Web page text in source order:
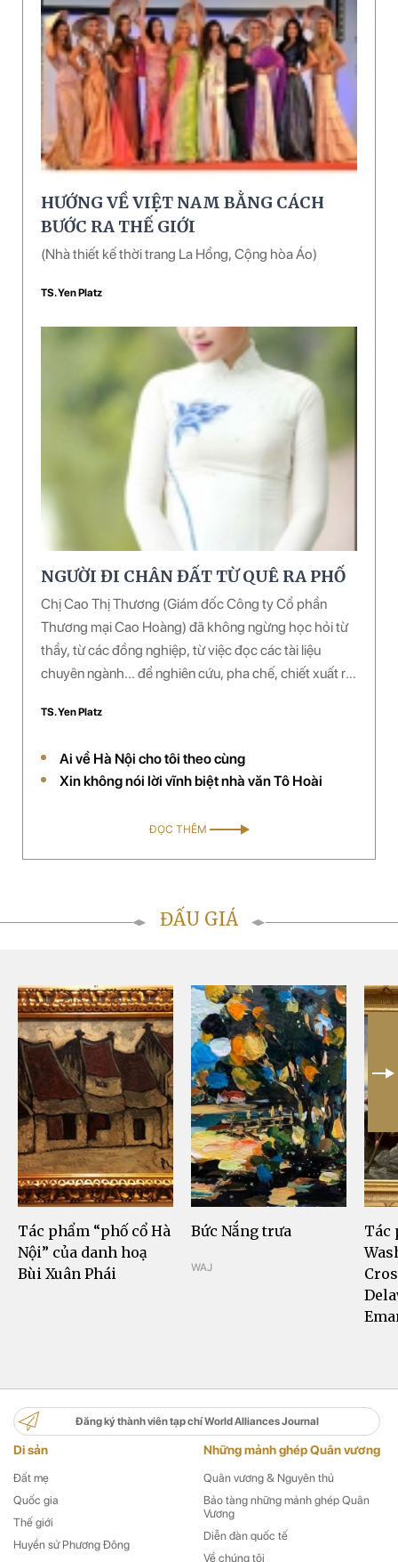
HƯỚNG VỀ VIỆT NAM BẰNG CÁCH
BƯỚC RA THẾ GIỚI
(Nhà thiết kế thời trang La Hồng, Cộng hòa Áo)
TS. Yen Platz
NGƯỜI ĐI CHÂN ĐẤT TỪ QUÊ RA PHỐ
Chị Cao Thị Thương (Giám đốc Công ty Cổ phần
Thương mại Cao Hoàng) đã không ngừng học hỏi từ
thầy, từ các đồng nghiệp, từ việc đọc các tài liệu
chuyên ngành... để nghiên cứu, pha chế, chiết xuất ra
pha chế thành công một số loại dược phẩm và đang
(thuộc hệ thống của công ty) trên toàn quốc. Công ty
của chị đã được chọn là đối tác chiến lược phân phối
TS. Yen Platz
Ai về Hà Nội cho tôi theo cùng
Xin không nói lời vĩnh biệt nhà văn Tô Hoài
ĐỌC THÊM
ĐẤU GIÁ
Tác phẩm “phố cổ Hà
Nội” của danh hoạ
Bùi Xuân Phái
Bức Nắng trưa
WAJ
Tác
Di sản
Đất mẹ
Quốc gia
Thế giới
Huyền sử Phương Đông
Những mảnh ghép Quân vương
Quân vương & Nguyên thủ
Bảo tàng những mảnh ghép Quân
Vương
Diễn đàn quốc tế
Về chúng tôi
Đăng ký thành viên tạp chí World Alliances Journal